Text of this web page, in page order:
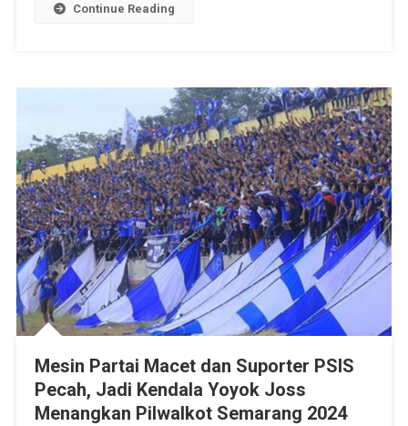
Continue Reading
Mesin Partai Macet dan Suporter PSIS
Pecah, Jadi Kendala Yoyok Joss
Menangkan Pilwalkot Semarang 2024